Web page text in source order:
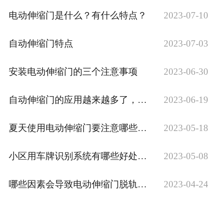
电动伸缩门是什么？有什么特点？ 2023-07-10
自动伸缩门特点 2023-07-03
安装电动伸缩门的三个注意事项 2023-06-30
自动伸缩门的应用越来越多了，安装自动伸缩门有这几个主要原因 2023-06-19
夏天使用电动伸缩门要注意哪些问题？ 2023-05-18
小区用车牌识别系统有哪些好处？快来了解下吧 2023-05-08
哪些因素会导致电动伸缩门脱轨，一定要注意哦！ 2023-04-24